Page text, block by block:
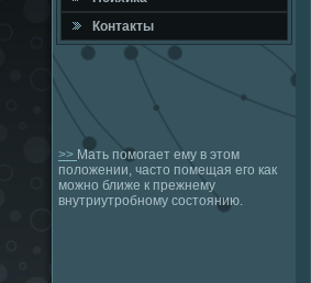
Контакты
>> Мать помогает ему в этом
положении, часто помещая его как
можно ближе к прежнему
внутриутробному состоянию.